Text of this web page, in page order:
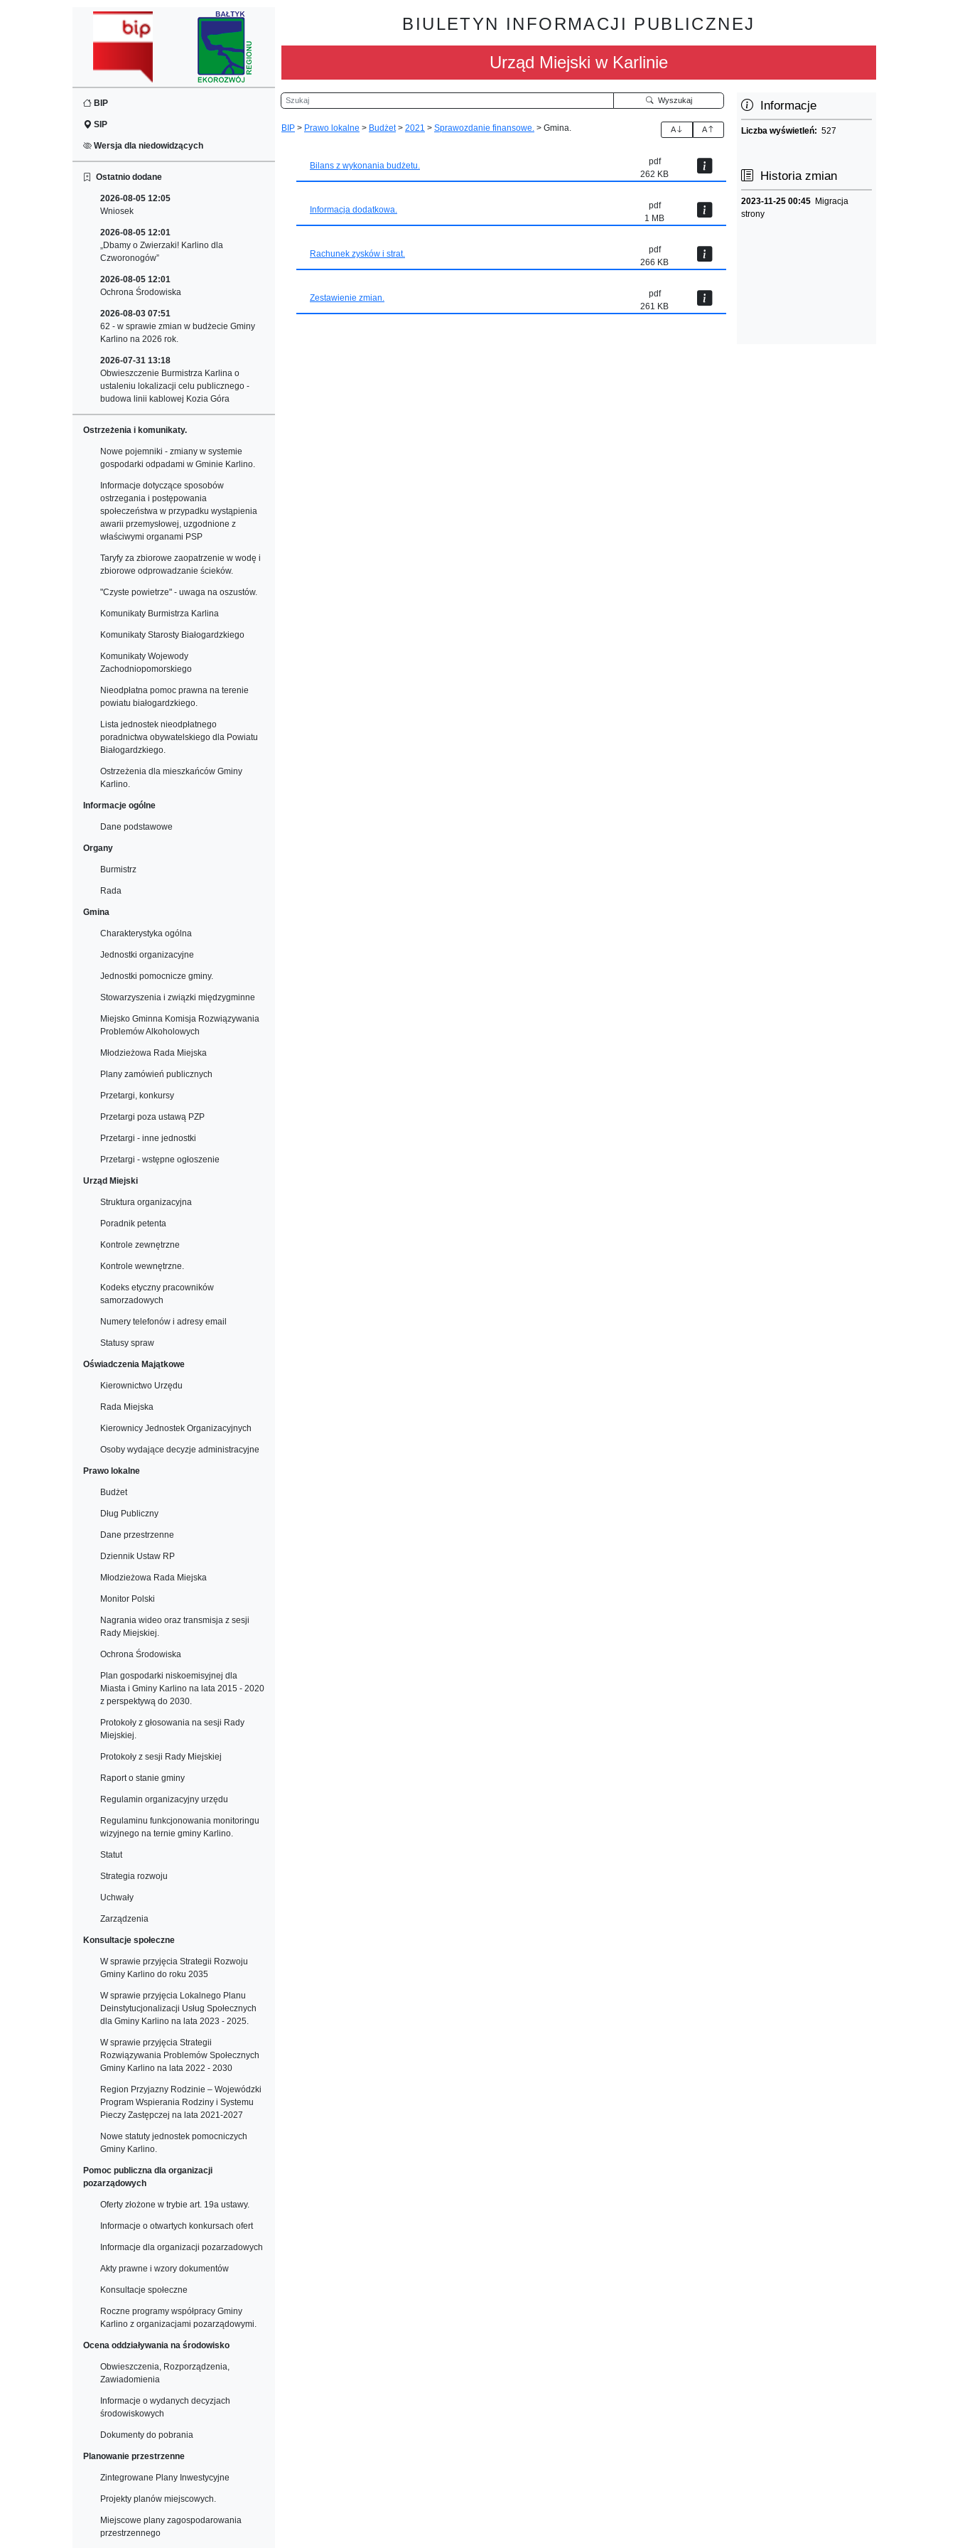
BIP
SIP
Wersja dla niedowidzących
Ostatnio dodane
2026-08-05 12:05
Wniosek
2026-08-05 12:01
„Dbamy o Zwierzaki! Karlino dla
Czworonogów”
2026-08-05 12:01
Ochrona Środowiska
2026-08-03 07:51
62 - w sprawie zmian w budżecie Gminy
Karlino na 2026 rok.
2026-07-31 13:18
Obwieszczenie Burmistrza Karlina o
ustaleniu lokalizacji celu publicznego -
budowa linii kablowej Kozia Góra
Ostrzeżenia i komunikaty.
Nowe pojemniki - zmiany w systemie
gospodarki odpadami w Gminie Karlino.
Informacje dotyczące sposobów
ostrzegania i postępowania
społeczeństwa w przypadku wystąpienia
awarii przemysłowej, uzgodnione z
właściwymi organami PSP
Taryfy za zbiorowe zaopatrzenie w wodę i
zbiorowe odprowadzanie ścieków.
"Czyste powietrze" - uwaga na oszustów.
Komunikaty Burmistrza Karlina
Komunikaty Starosty Białogardzkiego
Komunikaty Wojewody
Zachodniopomorskiego
Nieodpłatna pomoc prawna na terenie
powiatu białogardzkiego.
Lista jednostek nieodpłatnego
poradnictwa obywatelskiego dla Powiatu
Białogardzkiego.
Ostrzeżenia dla mieszkańców Gminy
Karlino.
Informacje ogólne
Dane podstawowe
Organy
Burmistrz
Rada
Gmina
Charakterystyka ogólna
Jednostki organizacyjne
Jednostki pomocnicze gminy.
Stowarzyszenia i związki międzygminne
Miejsko Gminna Komisja Rozwiązywania
Problemów Alkoholowych
Młodzieżowa Rada Miejska
Plany zamówień publicznych
Przetargi, konkursy
Przetargi poza ustawą PZP
Przetargi - inne jednostki
Przetargi - wstępne ogłoszenie
Urząd Miejski
Struktura organizacyjna
Poradnik petenta
Kontrole zewnętrzne
Kontrole wewnętrzne.
Kodeks etyczny pracowników
samorzadowych
Numery telefonów i adresy email
Statusy spraw
Oświadczenia Majątkowe
Kierownictwo Urzędu
Rada Miejska
Kierownicy Jednostek Organizacyjnych
Osoby wydające decyzje administracyjne
Prawo lokalne
Budżet
Dług Publiczny
Dane przestrzenne
Dziennik Ustaw RP
Młodzieżowa Rada Miejska
Monitor Polski
Nagrania wideo oraz transmisja z sesji
Rady Miejskiej.
Ochrona Środowiska
Plan gospodarki niskoemisyjnej dla
Miasta i Gminy Karlino na lata 2015 - 2020
z perspektywą do 2030.
Protokoły z głosowania na sesji Rady
Miejskiej.
Protokoły z sesji Rady Miejskiej
Raport o stanie gminy
Regulamin organizacyjny urzędu
Regulaminu funkcjonowania monitoringu
wizyjnego na ternie gminy Karlino.
Statut
Strategia rozwoju
Uchwały
Zarządzenia
Konsultacje społeczne
W sprawie przyjęcia Strategii Rozwoju
Gminy Karlino do roku 2035
W sprawie przyjęcia Lokalnego Planu
Deinstytucjonalizacji Usług Społecznych
dla Gminy Karlino na lata 2023 - 2025.
W sprawie przyjęcia Strategii
Rozwiązywania Problemów Społecznych
Gminy Karlino na lata 2022 - 2030
Region Przyjazny Rodzinie – Wojewódzki
Program Wspierania Rodziny i Systemu
Pieczy Zastępczej na lata 2021-2027
Nowe statuty jednostek pomocniczych
Gminy Karlino.
Pomoc publiczna dla organizacji
pozarządowych
Oferty złożone w trybie art. 19a ustawy.
Informacje o otwartych konkursach ofert
Informacje dla organizacji pozarzadowych
Akty prawne i wzory dokumentów
Konsultacje społeczne
Roczne programy współpracy Gminy
Karlino z organizacjami pozarządowymi.
Ocena oddziaływania na środowisko
Obwieszczenia, Rozporządzenia,
Zawiadomienia
Informacje o wydanych decyzjach
środowiskowych
Dokumenty do pobrania
Planowanie przestrzenne
Zintegrowane Plany Inwestycyjne
Projekty planów miejscowych.
Miejscowe plany zagospodarowania
przestrzennego
BIULETYN INFORMACJI PUBLICZNEJ
Urząd Miejski w Karlinie
Szukaj Wyszukaj
BIP > Prawo lokalne > Budżet> 2021 > Sprawozdanie finansowe. > Gmina. A A
Bilans z wykonania budżetu.
pdf
262 KB
Informacja dodatkowa.
pdf
1 MB
Rachunek zysków i strat.
pdf
266 KB
Zestawienie zmian.
pdf
261 KB
Informacje
Liczba wyświetleń:527
Historia zmian
2023-11-25 00:45 Migracja
strony